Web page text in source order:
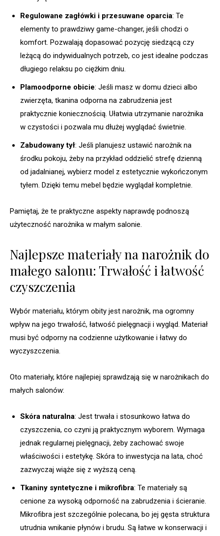
Regulowane zagłówki i przesuwane oparcia: Te
elementy to prawdziwy game-changer, jeśli chodzi o
komfort. Pozwalają dopasować pozycję siedzącą czy
leżącą do indywidualnych potrzeb, co jest idealne podczas
długiego relaksu po ciężkim dniu.
Plamoodporne obicie: Jeśli masz w domu dzieci albo
zwierzęta, tkanina odporna na zabrudzenia jest
praktycznie koniecznością. Ułatwia utrzymanie narożnika
w czystości i pozwala mu dłużej wyglądać świetnie.
Zabudowany tył: Jeśli planujesz ustawić narożnik na
środku pokoju, żeby na przykład oddzielić strefę dzienną
od jadalnianej, wybierz model z estetycznie wykończonym
tyłem. Dzięki temu mebel będzie wyglądał kompletnie.
Pamiętaj, że te praktyczne aspekty naprawdę podnoszą
użyteczność narożnika w małym salonie.
Najlepsze materiały na narożnik do
małego salonu: Trwałość i łatwość
czyszczenia
Wybór materiału, którym obity jest narożnik, ma ogromny
wpływ na jego trwałość, łatwość pielęgnacji i wygląd. Materiał
musi być odporny na codzienne użytkowanie i łatwy do
wyczyszczenia.
Oto materiały, które najlepiej sprawdzają się w narożnikach do
małych salonów:
Skóra naturalna: Jest trwała i stosunkowo łatwa do
czyszczenia, co czyni ją praktycznym wyborem. Wymaga
jednak regularnej pielęgnacji, żeby zachować swoje
właściwości i estetykę. Skóra to inwestycja na lata, choć
zazwyczaj wiąże się z wyższą ceną.
Tkaniny syntetyczne i mikrofibra: Te materiały są
cenione za wysoką odporność na zabrudzenia i ścieranie.
Mikrofibra jest szczególnie polecana, bo jej gęsta struktura
utrudnia wnikanie płynów i brudu. Są łatwe w konserwacji i